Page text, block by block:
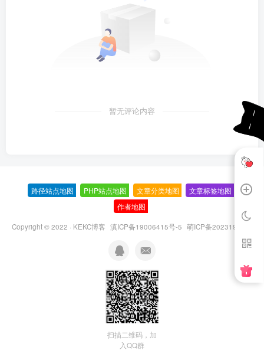
暂无评论内容
路径站点地图 PHP站点地图 文章分类地图 文章标签地图
作者地图
Copyright © 2022 · KEKC博客 滇ICP备19006415号-5 萌ICP备20231995号
扫描二维码，加
入QQ群